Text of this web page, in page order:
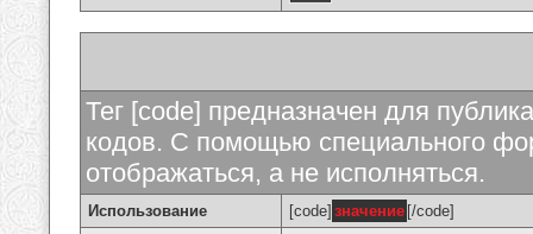
Тег [code] предназначен для
кодов. С помощью специального
отображаться, а не исполняться.
Использование [code] значение [/code]